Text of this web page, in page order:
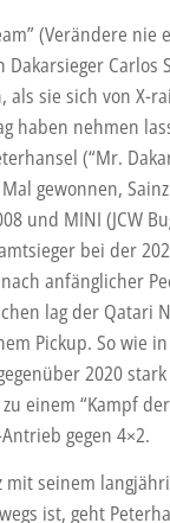
(Verändere nie
Carlos
sie sich von X-
haben nehmen
(“Mr.
gewonnen,
und MINI (JCW
bei der
anfänglicher
lag der Qatari
Pickup. So wie
2020
einem “Kampf
gegen 4×2.
mit seinem
ist, geht